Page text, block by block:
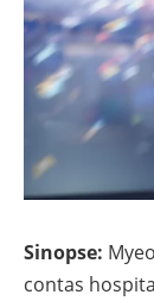
Sinopse:
contas